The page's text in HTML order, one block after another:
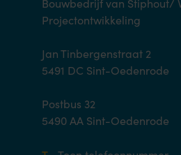
Bouwbedrijf van Stiphout/
Projectontwikkeling
Jan Tinbergenstraat 2
5491 DC Sint-Oedenrode
Postbus 32
5490 AA Sint-Oedenrode